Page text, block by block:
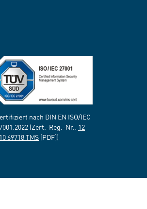
nach DIN EN ISO/IEC
(Zert.-Reg.-Nr.: 12
69718 TMS[PDF])